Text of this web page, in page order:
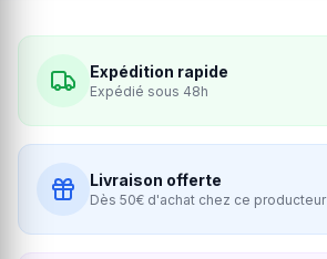
Expédition rapide
Expédié sous 48h
Livraison offerte
Dès 50€ d'achat chez ce producteur